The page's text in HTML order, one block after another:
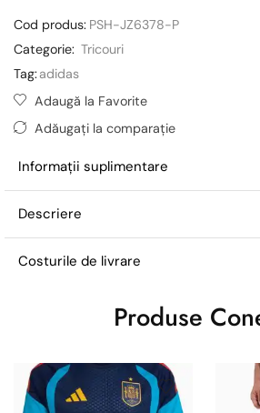
Cod produs: PSH-JZ6378-P
Categorie: Tricouri
Tag:adidas
Adaugă la Favorite
Adăugați la comparație
Informații suplimentare
Descriere
Costurile de livrare
Produse